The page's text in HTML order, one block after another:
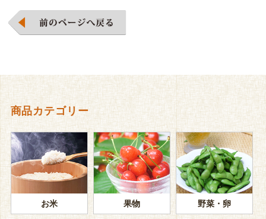
商品カテゴリー
お米 果物 野菜・卵